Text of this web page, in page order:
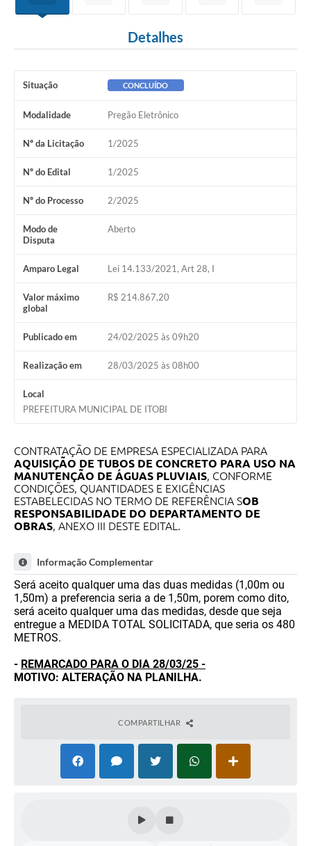
Serviços Online
Contas Públicas
SIC
HISTÓRICO - ADM
Relação de Cargos e Salários
Galeria de Fotos
Audiências Públicas
IPTU
Legislação
Editais
Telefones Úteis
Detalhes
Situação CONCLUÍDO
Modalidade Pregão Eletrônico
Nº da Licitação 1/2025
Nº do Edital 1/2025
Nº do Processo 2/2025
Modo de
Disputa
Aberto
Amparo Legal Lei 14.133/2021, Art 28, I
Valor máximo
global
R$ 214.867,20
Publicado em 24/02/2025 às 09h20
Realização em 28/03/2025 às 08h00
Local
PREFEITURA MUNICIPAL DE ITOBI
CONTRATAÇÃO DE EMPRESA ESPECIALIZADA PARA
AQUISIÇÃO DE TUBOS DE CONCRETO PARA USO NA
MANUTENÇÃO DE ÁGUAS PLUVIAIS, CONFORME
CONDIÇÕES, QUANTIDADES E EXIGÊNCIAS
ESTABELECIDAS NO TERMO DE REFERÊNCIA SOB
RESPONSABILIDADE DO DEPARTAMENTO DE
OBRAS, ANEXO III DESTE EDITAL.
Informação Complementar
Será aceito qualquer uma das duas medidas (1,00m ou
1,50m) a preferencia seria a de 1,50m, porem como dito,
será aceito qualquer uma das medidas, desde que seja
entregue a MEDIDA TOTAL SOLICITADA, que seria os 480
METROS.
- REMARCADO PARA O DIA 28/03/25 -
MOTIVO: ALTERAÇÃO NA PLANILHA.
COMPARTILHAR